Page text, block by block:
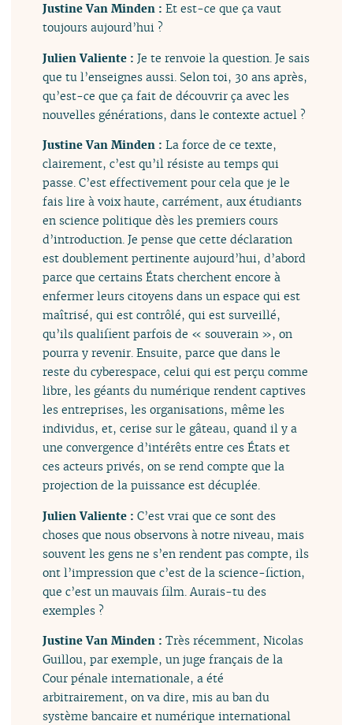
Justine Van Minden :Et est-ce que ça vaut
toujours aujourd’hui ?
Julien Valiente :Je te renvoie la question. Je sais
que tu l’enseignes aussi. Selon toi, 30 ans après,
qu’est-ce que ça fait de découvrir ça avec les
nouvelles générations, dans le contexte actuel ?
Justine Van Minden :La force de ce texte,
clairement, c’est qu’il résiste au temps qui
passe. C’est effectivement pour cela que je le
fais lire à voix haute, carrément, aux étudiants
en science politique dès les premiers cours
d’introduction. Je pense que cette déclaration
est doublement pertinente aujourd’hui, d’abord
parce que certains États cherchent encore à
enfermer leurs citoyens dans un espace qui est
maîtrisé, qui est contrôlé, qui est surveillé,
qu’ils qualifient parfois de « souverain », on
pourra y revenir. Ensuite, parce que dans le
reste du cyberespace, celui qui est perçu comme
libre, les géants du numérique rendent captives
les entreprises, les organisations, même les
individus, et, cerise sur le gâteau, quand il y a
une convergence d’intérêts entre ces États et
ces acteurs privés, on se rend compte que la
projection de la puissance est décuplée.
Julien Valiente :C’est vrai que ce sont des
choses que nous observons à notre niveau, mais
souvent les gens ne s’en rendent pas compte, ils
ont l’impression que c’est de la science-fiction,
que c’est un mauvais film. Aurais-tu des
exemples ?
Justine Van Minden :Très récemment, Nicolas
Guillou, par exemple, un juge français de la
Cour pénale internationale, a été
arbitrairement, on va dire, mis au ban du
système bancaire et numérique international